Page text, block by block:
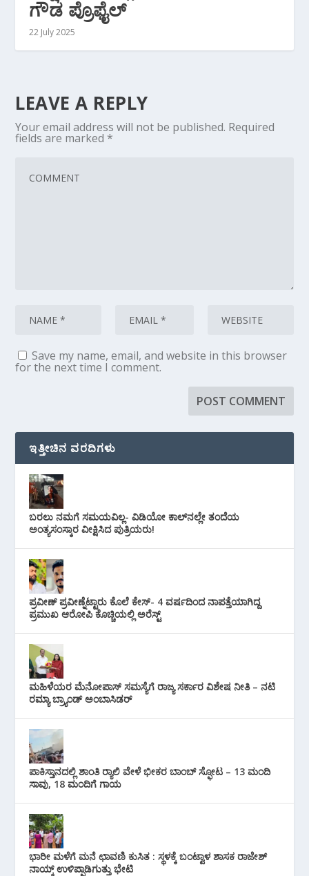
ಗೌಡ ಪ್ರೊಫೈಲ್
22 July 2025
LEAVE A REPLY
Your email address will not be published. Required
fields are marked *
Save my name, email, and website in this browser
for the next time I comment.
ಇತ್ತೀಚಿನ ವರದಿಗಳು
ಬರಲು ನಮಗೆ ಸಮಯವಿಲ್ಲ- ವಿಡಿಯೋ ಕಾಲ್‌ನಲ್ಲೇ ತಂದೆಯ
ಅಂತ್ಯಸಂಸ್ಕಾರ ವೀಕ್ಷಿಸಿದ ಪುತ್ರಿಯರು!
ಪ್ರವೀಣ್ ಪ್ರವೀಣ್ನೆಟ್ಟಾರು ಕೊಲೆ ಕೇಸ್‌- 4 ವರ್ಷದಿಂದ ನಾಪತ್ತೆಯಾಗಿದ್ದ
ಪ್ರಮುಖ ಆರೋಪಿ ಕೊಚ್ಚಿಯಲ್ಲಿ ಅರೆಸ್ಟ್‌
ಮಹಿಳೆಯರ ಮೆನೋಪಾಸ್ ಸಮಸ್ಯೆಗೆ ರಾಜ್ಯ ಸರ್ಕಾರ ವಿಶೇಷ ನೀತಿ – ನಟಿ
ರಮ್ಯಾ ಬ್ರ್ಯಾಂಡ್ ಅಂಬಾಸಿಡರ್
ಪಾಕಿಸ್ತಾನದಲ್ಲಿ ಶಾಂತಿ ರ‍್ಯಾಲಿ ವೇಳೆ ಭೀಕರ ಬಾಂಬ್ ಸ್ಫೋಟ – 13 ಮಂದಿ
ಸಾವು, 18 ಮಂದಿಗೆ ಗಾಯ
ಭಾರೀ ಮಳೆಗೆ ಮನೆ ಛಾವಣಿ ಕುಸಿತ : ಸ್ಥಳಕ್ಕೆ ಬಂಟ್ವಾಳ ಶಾಸಕ ರಾಜೇಶ್
ನಾಯ್ಕ್ ಉಳಿಪ್ಪಾಡಿಗುತ್ತು ಭೇಟಿ